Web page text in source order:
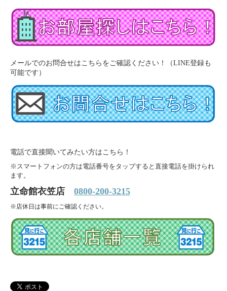
メールでのお問合せはこちらをご確認ください！（LINE登録も
可能です）
電話で直接聞いてみたい方はこちら！
※スマートフォンの方は電話番号をタップすると直接電話を掛けられ
ます。
立命館衣笠店 0800-200-3215
※ 店休日は事前にご確認ください。